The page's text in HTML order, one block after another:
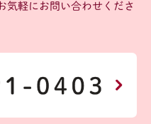
気軽にお問い合わせくださ